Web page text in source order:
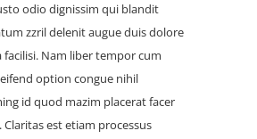
odio dignissim qui blandit
zzril delenit augue duis dolore
Nam liber tempor cum
option congue nihil
id quod mazim placerat facer
Claritas est etiam processus